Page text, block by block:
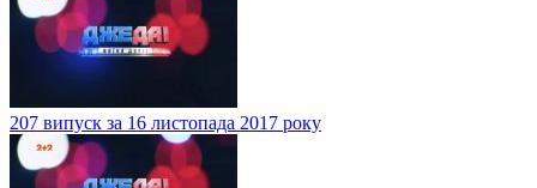
207 випуск за 16 листопада 2017 року